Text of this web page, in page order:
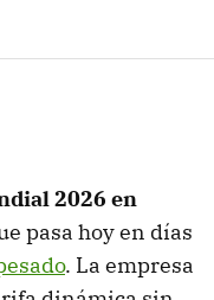
2026 en
pasa hoy en días
. La empresa